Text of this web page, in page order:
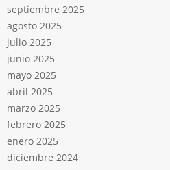
septiembre 2025
agosto 2025
julio 2025
junio 2025
mayo 2025
abril 2025
marzo 2025
febrero 2025
enero 2025
diciembre 2024